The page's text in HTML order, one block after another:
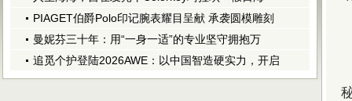
PIAGET伯爵Polo印记腕表耀目呈献 承袭圆模雕刻
曼妮芬三十年：用“一身一适”的专业坚守拥抱万
追觅个护登陆2026AWE：以中国智造硬实力，开启